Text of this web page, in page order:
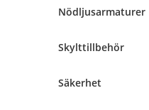
Nödljusarmaturer
Skylttillbehör
Säkerhet